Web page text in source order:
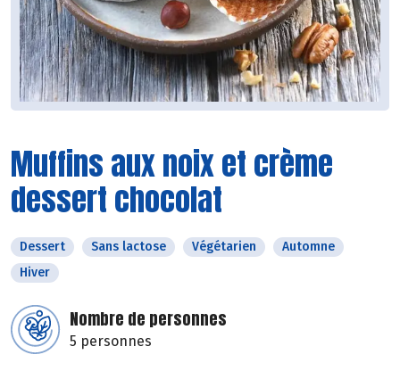
Muffins aux noix et crème
dessert chocolat
Dessert Sans lactose Végétarien
Automne
Hiver
Nombre de personnes
5 personnes